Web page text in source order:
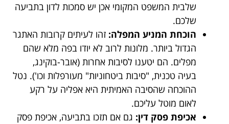
שלבית המשפט המקומי אכן יש סמכות לדון בתביעה
שלכם.
הוכחת המניע המפלה: זהו לעיתים קרובות האתגר
הגדול ביותר. מלונות לרוב לא יודו בפה מלא שהם
מפלים. הם יטענו לסיבות אחרות (אובר-בוקינג,
בעיה טכנית, "סיבות ביטחוניות" מעורפלות וכו'). נטל
ההוכחה שהסיבה האמיתית היא אפליה על רקע
לאום מוטל עליכם.
אכיפת פסק דין: גם אם תזכו בתביעה, אכיפת פסק